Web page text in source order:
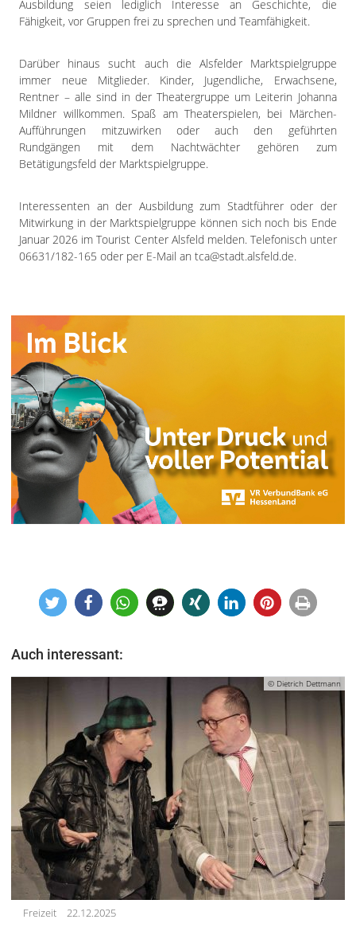
Ausbildung seien lediglich Interesse an Geschichte, die
Fähigkeit, vor Gruppen frei zu sprechen und Teamfähigkeit.
Darüber hinaus sucht auch die Alsfelder Marktspielgruppe
immer neue Mitglieder. Kinder, Jugendliche, Erwachsene,
Rentner – alle sind in der Theatergruppe um Leiterin Johanna
Mildner willkommen. Spaß am Theaterspielen, bei Märchen-
Aufführungen mitzuwirken oder auch den geführten
Rundgängen mit dem Nachtwächter gehören zum
Betätigungsfeld der Marktspielgruppe.
Interessenten an der Ausbildung zum Stadtführer oder der
Mitwirkung in der Marktspielgruppe können sich noch bis Ende
Januar 2026 im Tourist Center Alsfeld melden. Telefonisch unter
06631/182-165 oder per E-Mail an tca@stadt.alsfeld.de.
Auch interessant:
© Dietrich Dettmann
Freizeit 22.12.2025